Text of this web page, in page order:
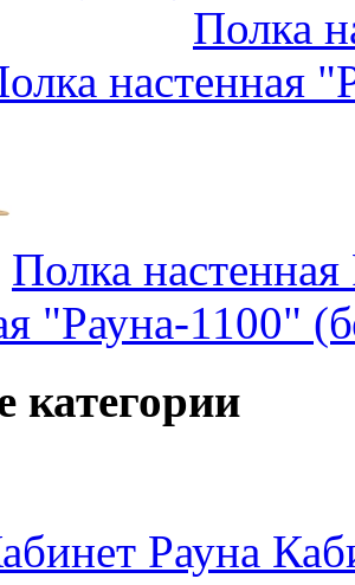
Полка
настенная
Полка
"Рауна-1100"
категории
Рауна